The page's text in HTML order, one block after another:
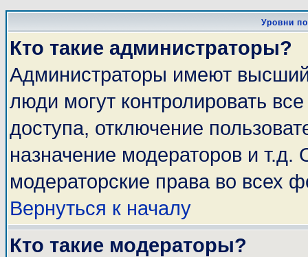
Уровни
Кто такие администраторы?
Администраторы имеют
люди могут контролировать
доступа, отключение
назначение модераторов и
модераторские права во всех
Вернуться к началу
Кто такие модераторы?